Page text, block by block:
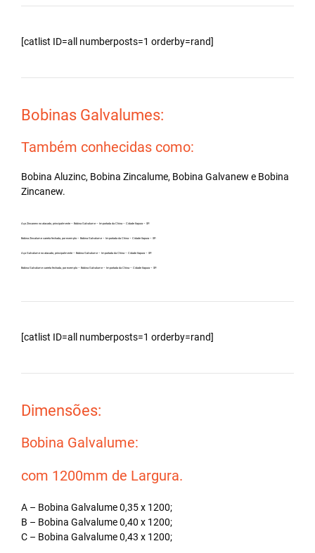
[catlist ID=all numberposts=1 orderby=rand]
Bobinas Galvalumes:
Também conhecidas como:
Bobina Aluzinc, Bobina Zincalume, Bobina Galvanew e Bobina
Zincanew.
Aço Zincanew no atacado, principalmente – Bobina Galvalume – Importada da China – Cidade Itapura – SP.
Bobina Zincalume carreta fechada, por exemplo – Bobina Galvalume – Importada da China – Cidade Itapura – SP.
Aço Galvalume no atacado, principalmente – Bobina Galvalume – Importada da China – Cidade Itapura – SP.
Bobina Galvalume carreta fechada, por exemplo – Bobina Galvalume – Importada da China – Cidade Itapura – SP.
[catlist ID=all numberposts=1 orderby=rand]
Dimensões:
Bobina Galvalume:
com 1200mm de Largura.
A – Bobina Galvalume 0,35 x 1200;
B – Bobina Galvalume 0,40 x 1200;
C – Bobina Galvalume 0,43 x 1200;